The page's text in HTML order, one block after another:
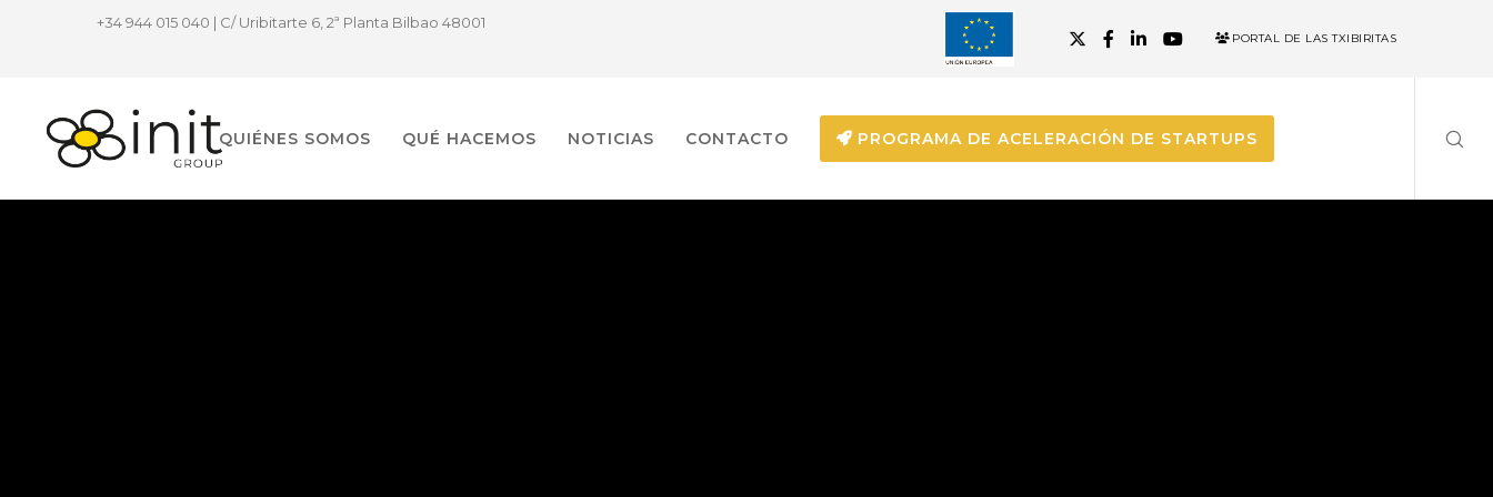
+34 944 015 040 | C/ Uribitarte 6, 2ª Planta Bilbao 48001
PORTAL DE LAS TXIBIRITAS
QUIÉNES SOMOS QUÉ HACEMOS NOTICIAS CONTACTO PROGRAMA DE ACELERACIÓN DE STARTUPS